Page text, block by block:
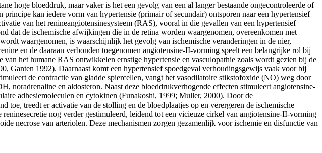
hoge bloeddruk, maar vaker is het een gevolg van een al langer bestaande ongecontroleerde of
kan iedere vorm van hypertensie (primair of secundair) ontsporen naar een hypertensief
van het renineangiotensinesysteem (RAS), vooral in die gevallen van een hypertensief
dat de ischemische afwijkingen die in de retina worden waargenomen, overeenkomen met
waargenomen, is waarschijnlijk het gevolg van ischemische veranderingen in de nier,
en de daaraan verbonden toegenomen angiotensine-II-vorming speelt een belangrijke rol bij
het humane RAS ontwikkelen ernstige hypertensie en vasculopathie zoals wordt gezien bij de
Ganten 1992). Daarnaast komt een hypertensief spoedgeval verhoudingsgewijs vaak voor bij
de contractie van gladde spiercellen, vangt het vasodilatoire stikstofoxide (NO) weg door
en aldosteron. Naast deze bloeddrukverhogende effecten stimuleert angiotensine-
adhesiemoleculen en cytokinen (Funakoshi, 1999; Muller, 2000). Door de
treedt er activatie van de stolling en de bloedplaatjes op en verergeren de ischemische
nog verder gestimuleerd, leidend tot een vicieuze cirkel van angiotensine-II-vorming
necrose van arteriolen. Deze mechanismen zorgen gezamenlijk voor ischemie en disfunctie van